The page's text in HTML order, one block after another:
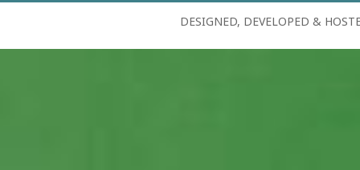
DESIGNED, DEVELOPED &